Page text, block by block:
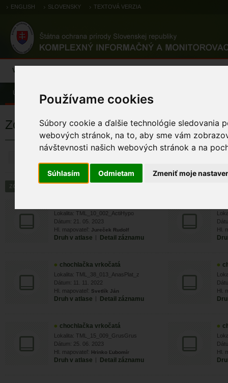
Používame cookies
Súbory cookie a ďalšie technológie sledovania
webových stránok, na to, aby sme vám
návštevnosti našich webových stránok a na
Súhlasím Odmietam Zmeniť moje
ENGLISH SLOVENSKY TEXTOVÁ VERZIA
Výsledky monitoringu
Úvod Pozorovania a výskytové dáta
Zoologické výskytové záznamy
Lokalita: TML_10_002_ActiHypo
Dátum: 21. 05. 2023
Hl. mapovateľ: Jureček Rudolf
Druh v atlase | Detail záznamu
Hl.
chochlačka vrkočatá
Lokalita: TML_38_013_AnasPlat_z
Dátum: 11. 11. 2022
Hl. mapovateľ: Svetlík Ján
Druh v atlase | Detail záznamu
Hl.
chochlačka vrkočatá
Lokalita: TML_15_009_GrusGrus
Dátum: 25. 06. 2023
Hl. mapovateľ: Hrinko Ľubomír
Druh v atlase | Detail záznamu
Hl.